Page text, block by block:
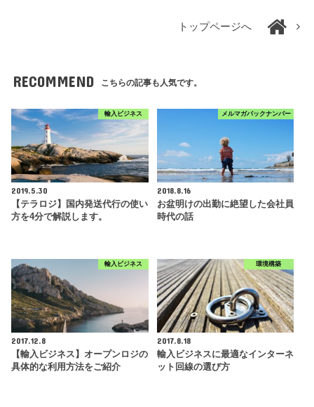
トップページへ
RECOMMEND こちらの記事も人気です。
輸入ビジネス
2019.5.30
【テラロジ】国内発送代行の使い
方を4分で解説します。
メルマガバックナンバー
2018.8.16
お盆明けの出勤に絶望した会社員
時代の話
輸入ビジネス
2017.12.8
【輸入ビジネス】オープンロジの
具体的な利用方法をご紹介
環境構築
2017.8.18
輸入ビジネスに最適なインターネ
ット回線の選び方